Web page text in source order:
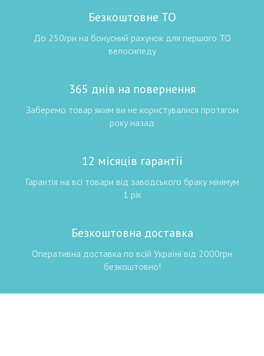
Безкоштовне ТО
До 250грн на бонусний рахунок для першого ТО
велосипеду
365 днів на повернення
Заберемо товар яким ви не користувалися протягом
року назад
12 місяців гарантії
Гарантія на всі товари від заводського браку мінімум
1 рік
Безкоштовна доставка
Оперативна доставка по всій Україні від 2000грн
безкоштовно!